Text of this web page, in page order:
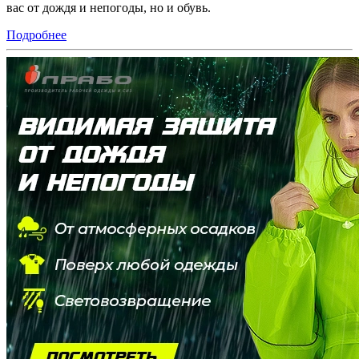
вас от дождя и непогоды, но и обувь.
Подробнее